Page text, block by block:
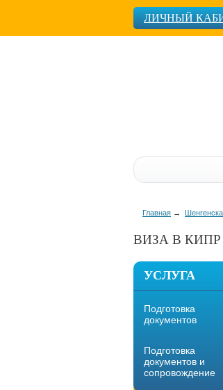
ЛИЧНЫЙ
Главная →
ВИЗА В КИПР
УСЛУГА
Подготовка
документов
Подготовка
документов и
сопровождение